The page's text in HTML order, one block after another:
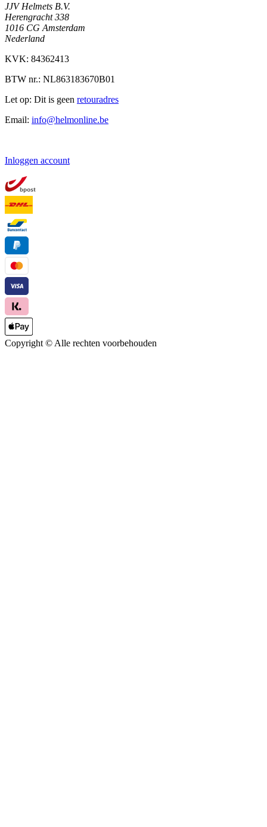
JJV Helmets B.V.
Herengracht 338
1016 CG Amsterdam
Nederland
KVK: 84362413
BTW nr.: NL863183670B01
Let op: Dit is geen retouradres
Email: info@helmonline.be
Inloggen account
Copyright © Alle rechten voorbehouden